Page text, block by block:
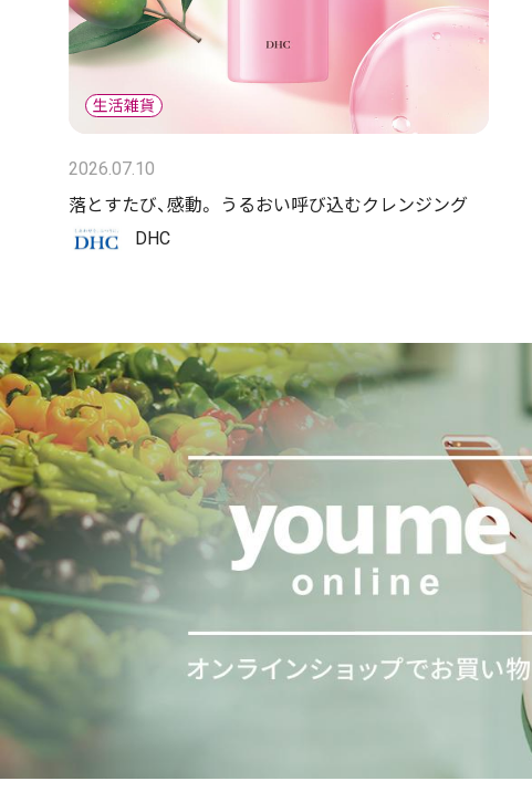
2026.07.10
落とすたび、感動。 うるおい呼び込むクレンジング
DHC